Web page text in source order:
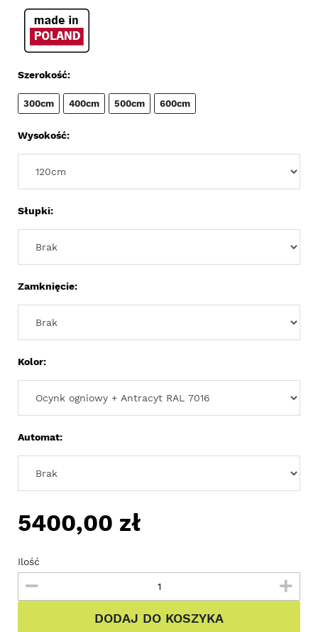
Szerokość:
300cm 400cm 500cm 600cm
Wysokość:
Słupki:
Zamknięcie:
Kolor:
Automat:
5400,00 zł
Ilość
DODAJ DO KOSZYKA